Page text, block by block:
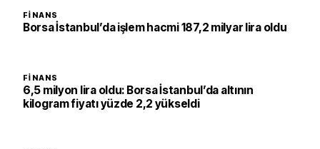
FINANS
Borsa İstanbul’da işlem hacmi 187,2 milyar lira oldu
FINANS
6,5 milyon lira oldu: Borsa İstanbul’da altının
kilogram fiyatı yüzde 2,2 yükseldi